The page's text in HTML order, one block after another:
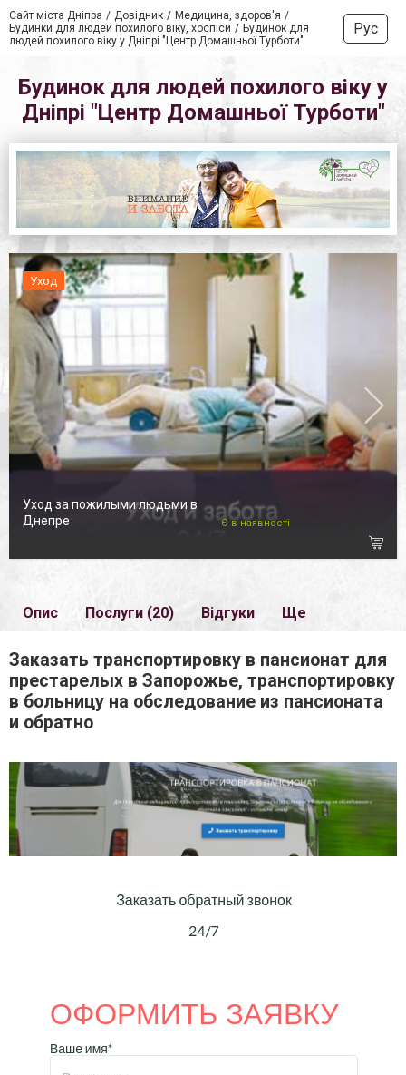
Сайт міста Дніпра Довідник
Медицина, здоров'я
Будинки для людей похилого віку, хоспіси
Будинок для
людей похилого віку у Дніпрі "Центр Домашньої Турботи"
Рус
Будинок для людей похилого віку у
Дніпрі "Центр Домашньої Турботи"
Уход
Уход за пожилыми людьми в
Днепре
Є в наявності
Опис Послуги (20) Відгуки Ще
Заказать транспортировку в пансионат для
престарелых в Запорожье, транспортировку
в больницу на обследование из пансионата
и обратно